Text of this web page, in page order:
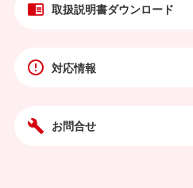
取扱説明書ダウンロード
対応情報
お問合せ